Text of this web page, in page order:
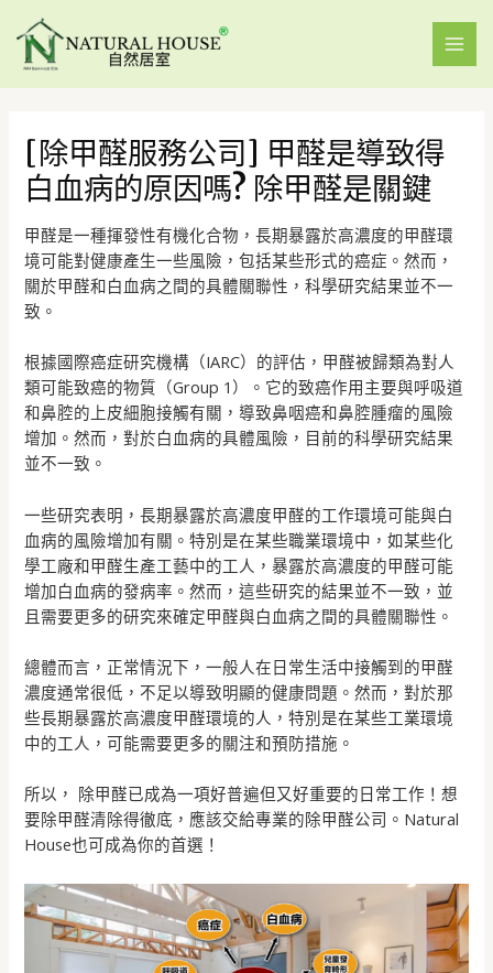
[除甲醛服務公司] 甲醛是導致得
白血病的原因嗎? 除甲醛是關鍵
甲醛是一種揮發性有機化合物，長期暴露於高濃度的甲醛環
境可能對健康產生一些風險，包括某些形式的癌症。然而，
關於甲醛和白血病之間的具體關聯性，科學研究結果並不一
致。
根據國際癌症研究機構（IARC）的評估，甲醛被歸類為對人
類可能致癌的物質（Group 1）。它的致癌作用主要與呼吸道
和鼻腔的上皮細胞接觸有關，導致鼻咽癌和鼻腔腫瘤的風險
增加。然而，對於白血病的具體風險，目前的科學研究結果
並不一致。
一些研究表明，長期暴露於高濃度甲醛的工作環境可能與白
血病的風險增加有關。特別是在某些職業環境中，如某些化
學工廠和甲醛生產工藝中的工人，暴露於高濃度的甲醛可能
增加白血病的發病率。然而，這些研究的結果並不一致，並
且需要更多的研究來確定甲醛與白血病之間的具體關聯性。
總體而言，正常情況下，一般人在日常生活中接觸到的甲醛
濃度通常很低，不足以導致明顯的健康問題。然而，對於那
些長期暴露於高濃度甲醛環境的人，特別是在某些工業環境
中的工人，可能需要更多的關注和預防措施。
所以， 除甲醛已成為一項好普遍但又好重要的日常工作！想
要除甲醛清除得徹底，應該交給專業的除甲醛公司。Natural
House也可成為你的首選！